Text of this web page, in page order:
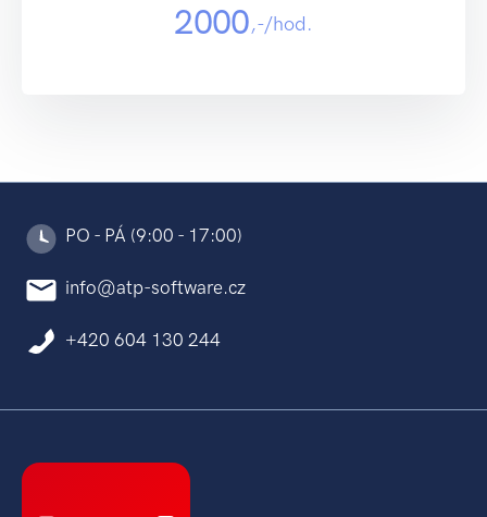
2000,-/hod.
PO - PÁ (9:00 - 17:00)
info@atp-software.cz
+420 604 130 244